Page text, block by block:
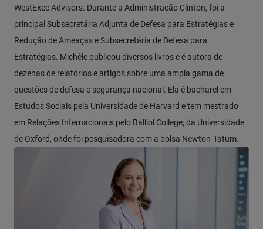
WestExec Advisors. Durante a Administração Clinton, foi a
principal Subsecretária Adjunta de Defesa para Estratégias e
Redução de Ameaças e Subsecretária de Defesa para
Estratégias. Michèle publicou diversos livros e é autora de
dezenas de relatórios e artigos sobre uma ampla gama de
questões de defesa e segurança nacional. Ela é bacharel em
Estudos Sociais pela Universidade de Harvard e tem mestrado
em Relações Internacionais pelo Balliol College, da Universidade
de Oxford, onde foi pesquisadora com a bolsa Newton-Tatum.